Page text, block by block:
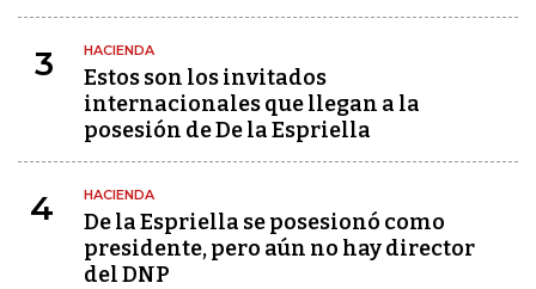
3 HACIENDA
Estos son los invitados
internacionales que llegan a la
posesión de De la Espriella
4 HACIENDA
De la Espriella se posesionó como
presidente, pero aún no hay director
del DNP